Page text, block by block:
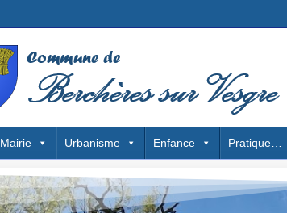
Mairie Urbanisme Enfance Pratique…